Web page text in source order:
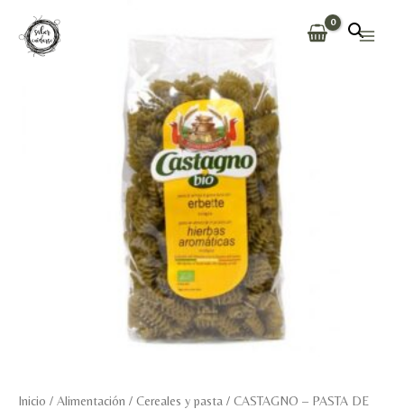
contenido
Inicio / Alimentación / Cereales y pasta / CASTAGNO – PASTA DE